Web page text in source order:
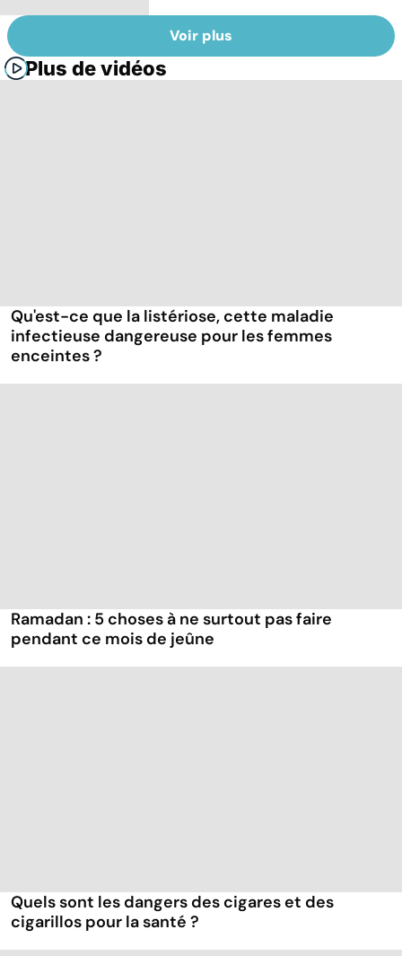
Voir plus
Plus de vidéos
Qu'est-ce que la listériose, cette maladie
infectieuse dangereuse pour les femmes
enceintes ?
Ramadan : 5 choses à ne surtout pas faire
pendant ce mois de jeûne
Quels sont les dangers des cigares et des
cigarillos pour la santé ?